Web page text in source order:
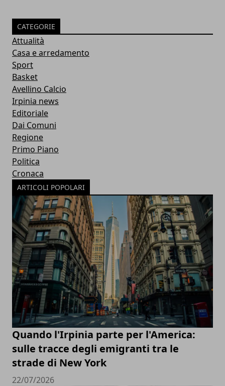
CATEGORIE
Attualità
Casa e arredamento
Sport
Basket
Avellino Calcio
Irpinia news
Editoriale
Dai Comuni
Regione
Primo Piano
Politica
Cronaca
ARTICOLI POPOLARI
Quando l'Irpinia parte per l'America:
sulle tracce degli emigranti tra le
strade di New York
22/07/2026